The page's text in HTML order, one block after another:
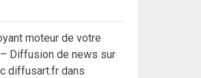
moteur de votre
Diffusion de news sur
diffusart.fr dans